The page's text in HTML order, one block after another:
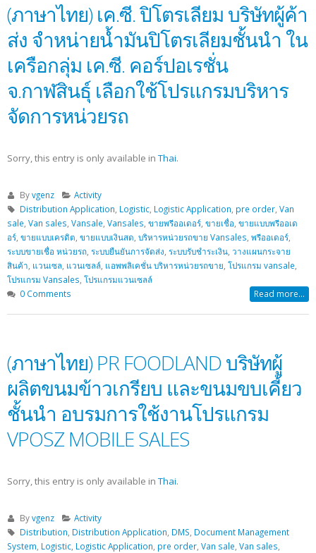
(ภาษาไทย) เค.ซี. ปิโตรเลียม บริษัทผู้ค้า
ส่ง จำหน่ายน้ำมันปิโตรเลียมชั้นนำ ใน
เครือกลุ่ม เค.ซี. คอร์ปอเรชั่น
จ.กาฬสินธุ์ เลือกใช้โปรแกรมบริหาร
จัดการหน่วยรถ
Sorry, this entry is only available in Thai.
Byvgenz
Activity
Distribution Application, Logistic, Logistic Application, pre order, Van
sale, Van sales, Vansale, Vansales, ขายพรีออเดอร์, ขายเชื่อ, ขายแบบพรีออเด
อร์, ขายแบบเครดิต, ขายแบบเงินสด, บริหารหน่วยรถขาย Vansales, พรีออเดอร์,
ระบบขายเชื่อ หน่วยรถ, ระบบยืนยันการจัดส่ง, ระบบรับชำระเงิน, วางแผนกระจาย
สินค้า, แวนเซล, แวนเซลล์, แอพพลิเคชั่น บริหารหน่วยรถขาย, โปรแกรม vansale,
โปรแกรม Vansales, โปรแกรมแวนเซลล์
0 Comments
Read more...
(ภาษาไทย) PR FOODLAND บริษัทผู้
ผลิตขนมข้าวเกรียบ และขนมขบเคี้ยว
ชั้นนำ อบรมการใช้งานโปรแกรม
VPOSZ MOBILE SALES
Sorry, this entry is only available in Thai.
Byvgenz
Activity
Distribution, Distribution Application, DMS, Document Management
System, Logistic, Logistic Application, pre order, Van sale, Van sales,